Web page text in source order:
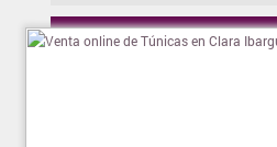
» Visitar tienda